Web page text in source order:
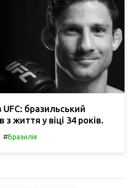
UFC: бразильський
життя у віці 34 років.
#Бразилія